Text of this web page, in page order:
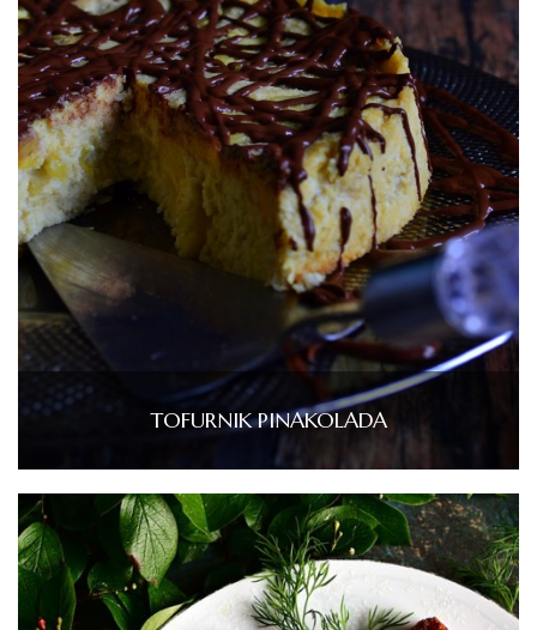
TOFURNIK PINAKOLADA